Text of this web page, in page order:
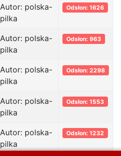
Autor: polska-
pilka
Odsłon: 1626
Autor: polska-
pilka
Odsłon: 963
Autor: polska-
pilka
Odsłon: 2298
Autor: polska-
pilka
Odsłon: 1553
Autor: polska-
pilka
Odsłon: 1232